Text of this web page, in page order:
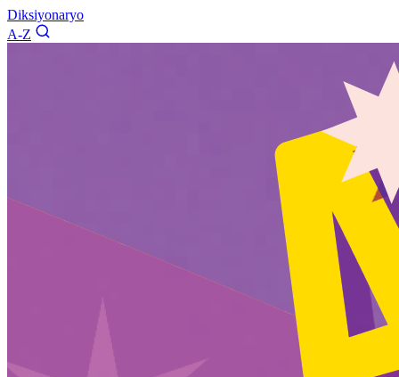
Diksiyonaryo
A-Z